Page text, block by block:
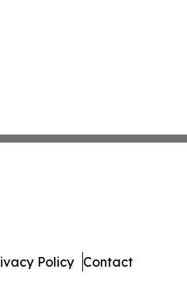
Policy Contact